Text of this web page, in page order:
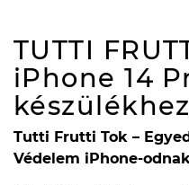
TUTTI
iPhone 14
Tutti Frutti Tok –
Védelem iPhone-